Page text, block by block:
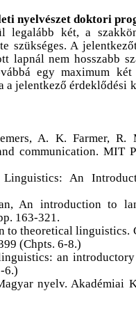
nyelvészet doktori
legalább két, a
szükséges. A
lapnál nem hosszabb
egy maximum
a jelentkező érdeklődési
A. K. Farmer, R.
communication. MIT
An
An introduction to
163-321.
to theoretical linguistics.
(Chpts. 6-8.)
an
6.)
nyelv. Akadémiai